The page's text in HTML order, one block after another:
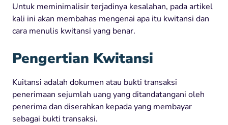
Untuk meminimalisir terjadinya kesalahan, pada artikel
kali ini akan membahas mengenai apa itu kwitansi dan
cara menulis kwitansi yang benar.
Pengertian Kwitansi
Kuitansi adalah dokumen atau bukti transaksi
penerimaan sejumlah uang yang ditandatangani oleh
penerima dan diserahkan kepada yang membayar
sebagai bukti transaksi.